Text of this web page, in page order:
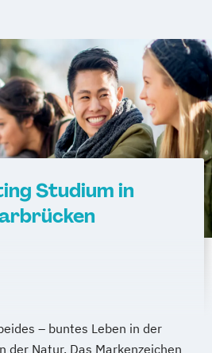
Lausitz bei
Studium in
– buntes Leben in der
der Natur. Das Markenzeichen